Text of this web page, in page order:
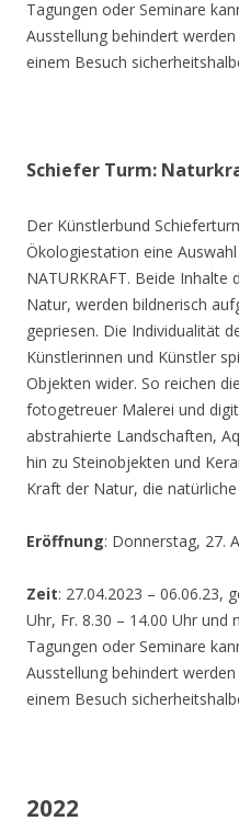
Tagungen oder Seminare
Ausstellung behindert
einem Besuch
Schiefer Turm:
Der Künstlerbund
Ökologiestation eine
NATURKRAFT. Beide
Natur, werden bildnerisch
gepriesen. Die Individualität
Künstlerinnen und Künstler
Objekten wider. So reichen
fotogetreuer Malerei und
abstrahierte Landschaften,
hin zu Steinobjekten und
Kraft der Natur, die
Eröffnung: Donnerstag, 27.
Zeit: 27.04.2023 – 06.06.23,
Uhr, Fr. 8.30 – 14.00 Uhr und
Tagungen oder Seminare
Ausstellung behindert
einem Besuch
2022